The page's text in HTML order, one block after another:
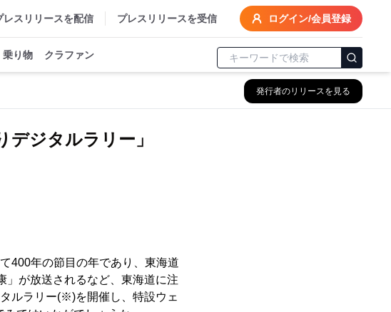
レスリリースを配信 プレスリリースを受信 ログイン/会員登録
乗り物 クラファン
発行者のリリースを見る
デジタルラリー」
400年の節目の年であり、東海道
」が放送されるなど、東海道に注
ルラリー(※)を開催し、特設ウェ